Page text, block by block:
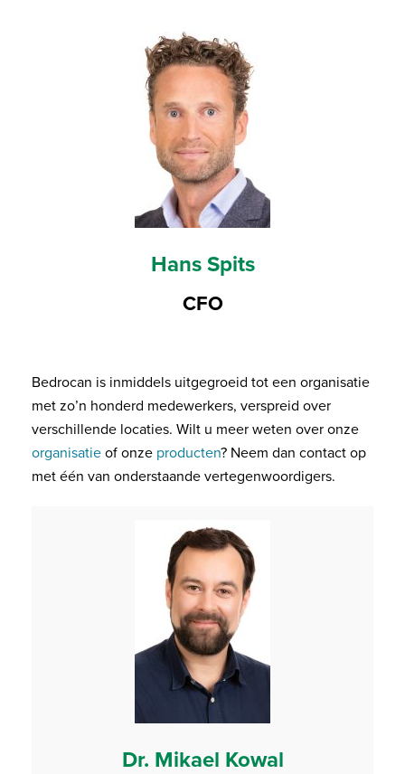
Hans Spits
CFO
Bedrocan is inmiddels uitgegroeid tot een organisatie
met zo’n honderd medewerkers, verspreid over
verschillende locaties. Wilt u meer weten over onze
organisatie of onze producten? Neem dan contact op
met één van onderstaande vertegenwoordigers.
Dr. Mikael Kowal